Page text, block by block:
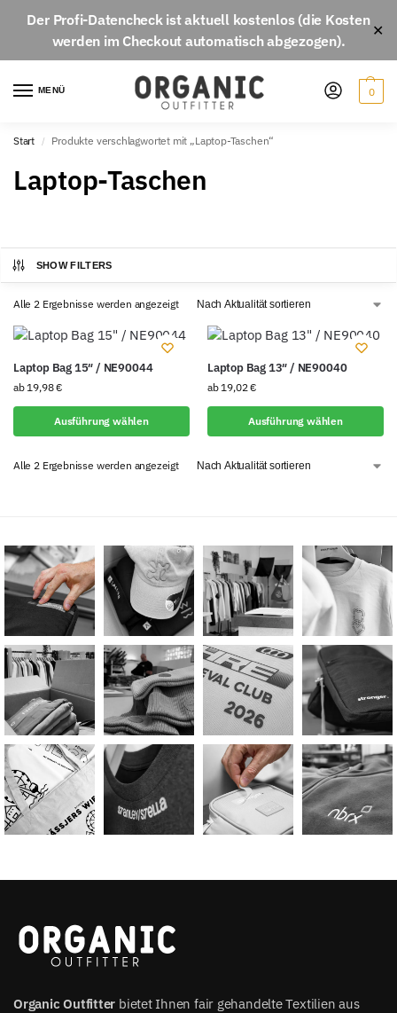
Der Profi-Datencheckist aktuell kostenlos(die Kosten
werden im Checkout automatisch abgezogen).
✕
MENÜ 0
Start / Produkte verschlagwortet mit „Laptop-Taschen“
Laptop-Taschen
SHOW FILTERS
Alle 2 Ergebnisse werden angezeigt
Laptop Bag 15″ / NE90044
ab 19,98€
Ausführung wählen
Laptop Bag 13″ / NE90040
ab 19,02€
Ausführung wählen
Alle 2 Ergebnisse werden angezeigt
Organic Outfitter bietet Ihnen fair gehandelte Textilien aus